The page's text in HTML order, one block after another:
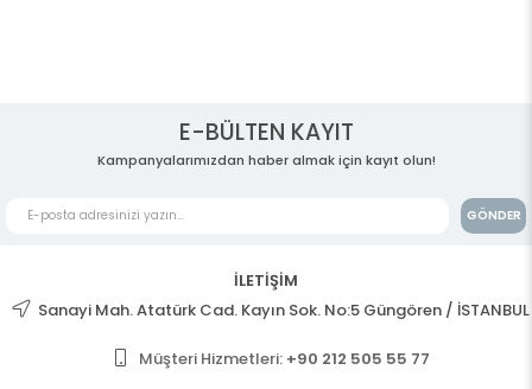
E-BÜLTEN KAYIT
Kampanyalarımızdan haber almak için kayıt olun!
GÖNDER
İLETİŞİM
Sanayi Mah. Atatürk Cad. Kayın Sok. No:5 Güngören / İSTANBUL
Müşteri Hizmetleri: +90 212 505 55 77